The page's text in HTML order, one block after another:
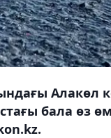
Алакөл
бала өз